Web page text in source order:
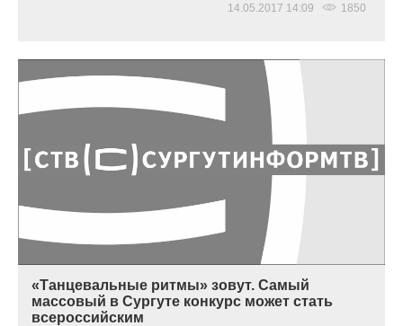
14.05.2017 14:09 1850
«Танцевальные ритмы» зовут. Самый
массовый в Сургуте конкурс может стать
всероссийским